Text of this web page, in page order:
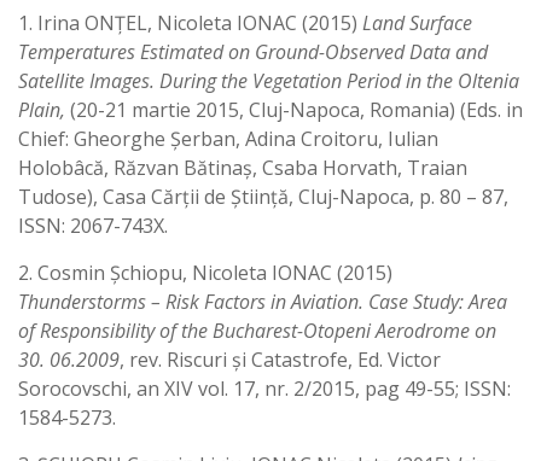
1. Irina ONŢEL, Nicoleta IONAC (2015) Land Surface
Temperatures Estimated on Ground-Observed Data and
Satellite Images. During the Vegetation Period in the Oltenia
Plain, (20-21 martie 2015, Cluj-Napoca, Romania) (Eds. in
Chief: Gheorghe Şerban, Adina Croitoru, Iulian
Holobâcă, Răzvan Bătinaş, Csaba Horvath, Traian
Tudose), Casa Cărţii de Ştiinţă, Cluj-Napoca, p. 80 – 87,
ISSN: 2067-743X.
2. Cosmin Şchiopu, Nicoleta IONAC (2015)
Thunderstorms – Risk Factors in Aviation. Case Study: Area
of Responsibility of the Bucharest-Otopeni Aerodrome on
30. 06.2009, rev. Riscuri şi Catastrofe, Ed. Victor
Sorocovschi, an XIV vol. 17, nr. 2/2015, pag 49-55; ISSN:
1584-5273.